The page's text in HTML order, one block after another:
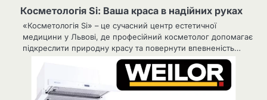
Косметологія Si: Ваша краса в надійних руках
«Косметологія Si» – це сучасний центр естетичної
медицини у Львові, де професійний косметолог допомагає
підкреслити природну красу та повернути впевненість…